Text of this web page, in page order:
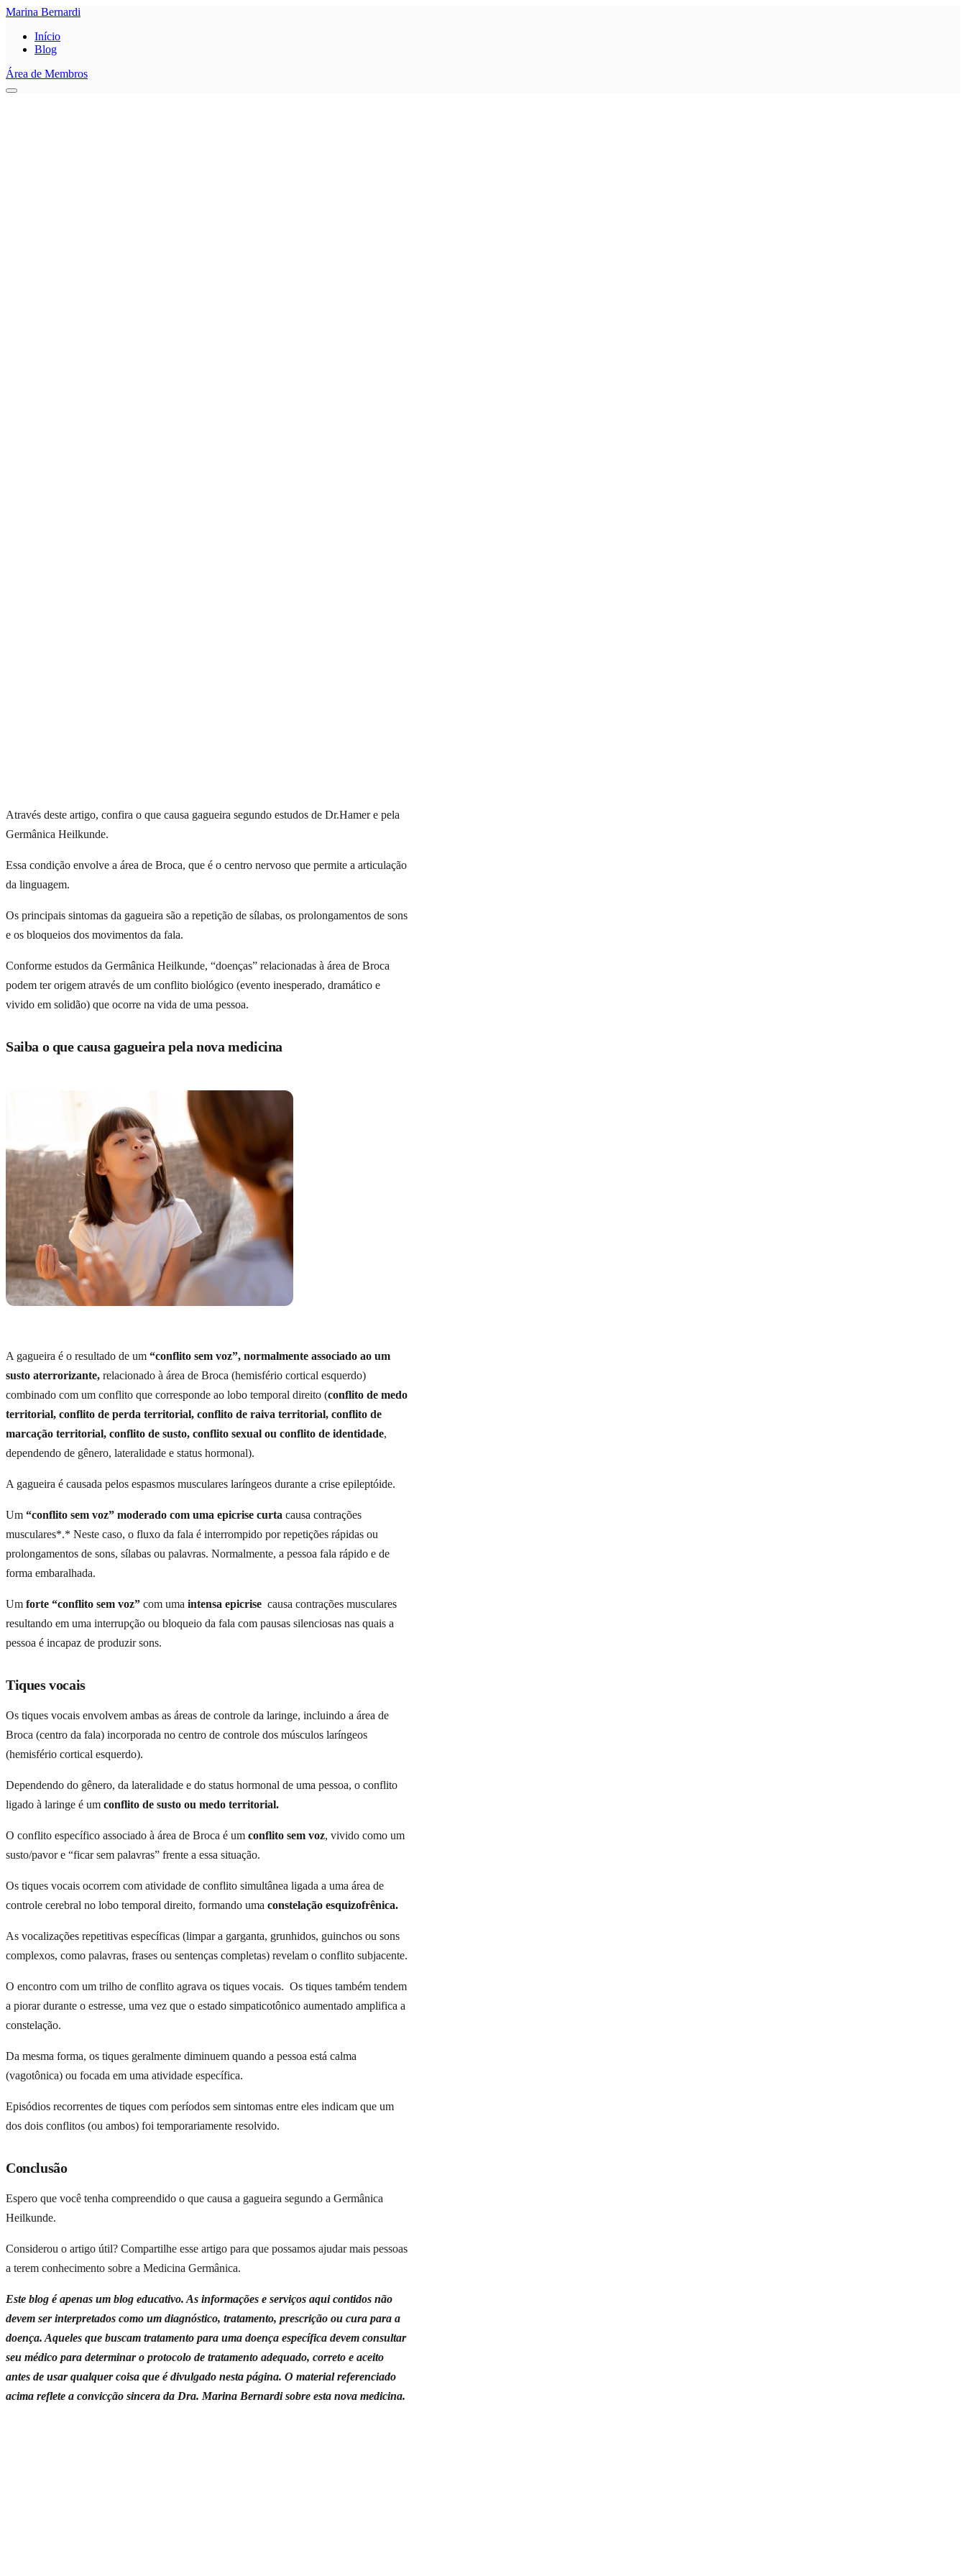
Marina Bernardi
Início
Blog
Área de Membros
Através deste artigo, confira o que causa gagueira segundo estudos de Dr.Hamer e pela
Germânica Heilkunde.
Essa condição envolve a área de Broca, que é o centro nervoso que permite a articulação
da linguagem.
Os principais sintomas da gagueira são a repetição de sílabas, os prolongamentos de sons
e os bloqueios dos movimentos da fala.
Conforme estudos da Germânica Heilkunde, “doenças” relacionadas à área de Broca
podem ter origem através de um conflito biológico (evento inesperado, dramático e
vivido em solidão) que ocorre na vida de uma pessoa.
Saiba o que causa gagueira pela nova medicina
A gagueira é o resultado de um “conflito sem voz”, normalmente associado ao um
susto aterrorizante, relacionado à área de Broca (hemisfério cortical esquerdo)
combinado com um conflito que corresponde ao lobo temporal direito (conflito de medo
territorial, conflito de perda territorial, conflito de raiva territorial, conflito de
marcação territorial, conflito de susto, conflito sexual ou conflito de identidade,
dependendo de gênero, lateralidade e status hormonal).
A gagueira é causada pelos espasmos musculares laríngeos durante a crise epileptóide.
Um “conflito sem voz” moderado com uma epicrise curta causa contrações
musculares*.* Neste caso, o fluxo da fala é interrompido por repetições rápidas ou
prolongamentos de sons, sílabas ou palavras. Normalmente, a pessoa fala rápido e de
forma embaralhada.
Um forte “conflito sem voz” com uma intensa epicrise causa contrações musculares
resultando em uma interrupção ou bloqueio da fala com pausas silenciosas nas quais a
pessoa é incapaz de produzir sons.
Tiques vocais
Os tiques vocais envolvem ambas as áreas de controle da laringe, incluindo a área de
Broca (centro da fala) incorporada no centro de controle dos músculos laríngeos
(hemisfério cortical esquerdo).
Dependendo do gênero, da lateralidade e do status hormonal de uma pessoa, o conflito
ligado à laringe é um conflito de susto ou medo territorial.
O conflito específico associado à área de Broca é um conflito sem voz, vivido como um
susto/pavor e “ficar sem palavras” frente a essa situação.
Os tiques vocais ocorrem com atividade de conflito simultânea ligada a uma área de
controle cerebral no lobo temporal direito, formando uma constelação esquizofrênica.
As vocalizações repetitivas específicas (limpar a garganta, grunhidos, guinchos ou sons
complexos, como palavras, frases ou sentenças completas) revelam o conflito subjacente.
O encontro com um trilho de conflito agrava os tiques vocais. Os tiques também tendem
a piorar durante o estresse, uma vez que o estado simpaticotônico aumentado amplifica a
constelação.
Da mesma forma, os tiques geralmente diminuem quando a pessoa está calma
(vagotônica) ou focada em uma atividade específica.
Episódios recorrentes de tiques com períodos sem sintomas entre eles indicam que um
dos dois conflitos (ou ambos) foi temporariamente resolvido.
Conclusão
Espero que você tenha compreendido o que causa a gagueira segundo a Germânica
Heilkunde.
Considerou o artigo útil? Compartilhe esse artigo para que possamos ajudar mais pessoas
a terem conhecimento sobre a Medicina Germânica.
Este blog é apenas um blog educativo. As informações e serviços aqui contidos não
devem ser interpretados como um diagnóstico, tratamento, prescrição ou cura para a
doença. Aqueles que buscam tratamento para uma doença específica devem consultar
seu médico para determinar o protocolo de tratamento adequado, correto e aceito
antes de usar qualquer coisa que é divulgado nesta página. O material referenciado
acima reflete a convicção sincera da Dra. Marina Bernardi sobre esta nova medicina.